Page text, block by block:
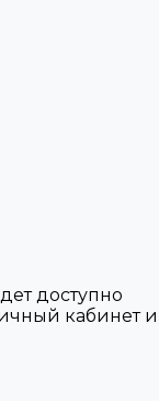
доступно
кабинет и